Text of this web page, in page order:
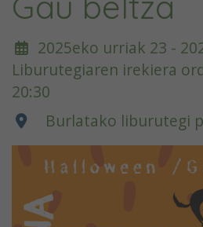
2025eko urriak 23 -
Liburutegiaren irekiera
20:30
Burlatako liburutegi